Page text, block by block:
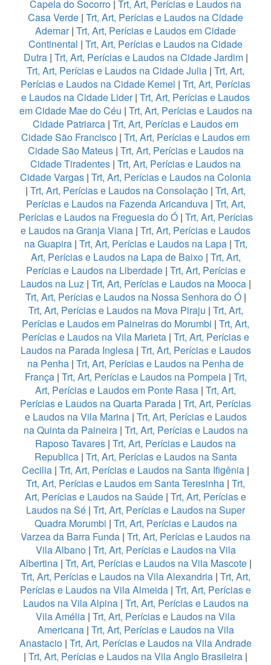
Capela do Socorro | Trt, Art, Perícias e Laudos na
Casa Verde | Trt, Art, Perícias e Laudos na Cidade
Ademar| Trt, Art, Perícias e Laudos em Cidade
Continental | Trt, Art, Perícias e Laudos na Cidade
Dutra | Trt, Art, Perícias e Laudos na Cidade Jardim|
Trt, Art, Perícias e Laudos na Cidade Julia | Trt, Art,
Perícias e Laudos na Cidade Kemel | Trt, Art, Perícias
e Laudos na Cidade Lider| Trt, Art, Perícias e Laudos
em Cidade Mae do Céu | Trt, Art, Perícias e Laudos na
Cidade Patriarca | Trt, Art, Perícias e Laudos em
Cidade São Francisco | Trt, Art, Perícias e Laudos em
Cidade São Mateus| Trt, Art, Perícias e Laudos na
Cidade Tiradentes | Trt, Art, Perícias e Laudos na
Cidade Vargas | Trt, Art, Perícias e Laudos na Colonia
| Trt, Art, Perícias e Laudos na Consolação | Trt, Art,
Perícias e Laudos na Fazenda Aricanduva| Trt, Art,
Perícias e Laudos na Freguesia do Ó| Trt, Art, Perícias
e Laudos na Granja Viana | Trt, Art, Perícias e Laudos
na Guapira| Trt, Art, Perícias e Laudos na Lapa| Trt,
Art, Perícias e Laudos na Lapa de Baixo | Trt, Art,
Perícias e Laudos na Liberdade | Trt, Art, Perícias e
Laudos na Luz| Trt, Art, Perícias e Laudos na Mooca|
Trt, Art, Perícias e Laudos na Nossa Senhora do Ó|
Trt, Art, Perícias e Laudos na Mova Piraju | Trt, Art,
Perícias e Laudos em Paineiras do Morumbi | Trt, Art,
Perícias e Laudos na Vila Marieta | Trt, Art, Perícias e
Laudos na Parada Inglesa | Trt, Art, Perícias e Laudos
na Penha | Trt, Art, Perícias e Laudos na Penha de
França | Trt, Art, Perícias e Laudos na Pompeia| Trt,
Art, Perícias e Laudos em Ponte Rasa | Trt, Art,
Perícias e Laudos na Quarta Parada | Trt, Art, Perícias
e Laudos na Vila Marina| Trt, Art, Perícias e Laudos
na Quinta da Paineira| Trt, Art, Perícias e Laudos na
Raposo Tavares | Trt, Art, Perícias e Laudos na
Republica| Trt, Art, Perícias e Laudos na Santa
Cecilia | Trt, Art, Perícias e Laudos na Santa Ifigênia |
Trt, Art, Perícias e Laudos em Santa Teresinha | Trt,
Art, Perícias e Laudos na Saúde | Trt, Art, Perícias e
Laudos na Sé | Trt, Art, Perícias e Laudos na Super
Quadra Morumbi | Trt, Art, Perícias e Laudos na
Varzea da Barra Funda | Trt, Art, Perícias e Laudos na
Vila Albano| Trt, Art, Perícias e Laudos na Vila
Albertina | Trt, Art, Perícias e Laudos na Vila Mascote |
Trt, Art, Perícias e Laudos na Vila Alexandria| Trt, Art,
Perícias e Laudos na Vila Almeida | Trt, Art, Perícias e
Laudos na Vila Alpina | Trt, Art, Perícias e Laudos na
Vila Amélia | Trt, Art, Perícias e Laudos na Vila
Americana| Trt, Art, Perícias e Laudos na Vila
Anastacio | Trt, Art, Perícias e Laudos na Vila Andrade
| Trt, Art, Perícias e Laudos na Vila Anglo Brasileira |